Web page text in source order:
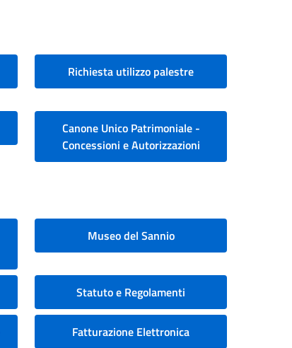
Richiesta utilizzo palestre
Canone Unico Patrimoniale -
Concessioni e Autorizzazioni
Museo del Sannio
Statuto e Regolamenti
Fatturazione Elettronica